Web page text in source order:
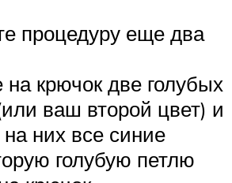
процедуру еще два
на крючок две голубых
ваш второй цвет) и
на них все синие
голубую петлю